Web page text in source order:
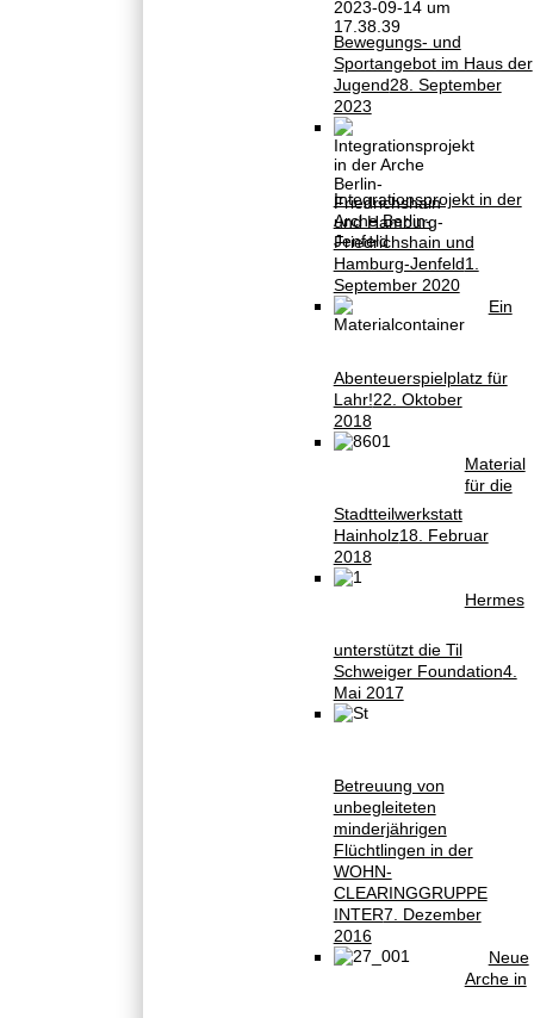
Bewegungs- und
Sportangebot im Haus der
Jugend28. September
2023
Integrationsprojekt in der
Arche Berlin-
Friedrichshain und
Hamburg-Jenfeld1.
September 2020
Ein
Abenteuerspielplatz für
Lahr!22. Oktober
2018
Material
für die
Stadtteilwerkstatt
Hainholz18. Februar
2018
Hermes
unterstützt die Til
Schweiger Foundation4.
Mai 2017
Betreuung von
unbegleiteten
minderjährigen
Flüchtlingen in der
WOHN-
CLEARINGGRUPPE
INTER7. Dezember
2016
Neue
Arche in